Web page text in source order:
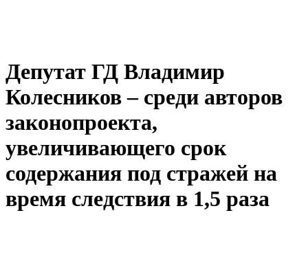
Депутат ГД Владимир
Колесников – среди авторов
законопроекта,
увеличивающего срок
содержания под стражей на
время следствия в 1,5 раза